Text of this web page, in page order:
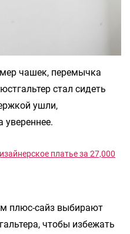
чашек, перемычка
стал сидеть
ушли,
увереннее.
платье за 27,000
плюс-сайз выбирают
чтобы избежать